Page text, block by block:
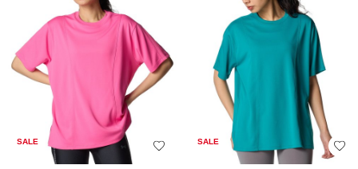
SALE SALE